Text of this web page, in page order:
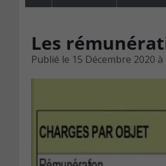
Les
Publié le 15 Décembre 2020 à